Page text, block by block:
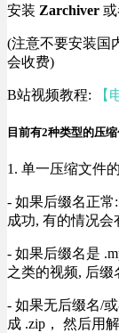
安装 Zarchiver
(注意不要安装国
会收费)
B站视频教程: 【
目前有2种类型的压
1. 单一压缩文件
- 如果后缀名正常
成功, 有的情况
- 如果后缀名是
之类的视频, 后缀
- 如果无后缀名/
成 .zip， 然后用